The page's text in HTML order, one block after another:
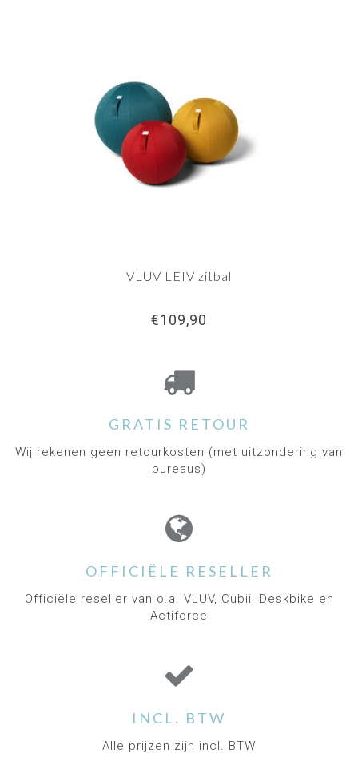
VLUV LEIV zitbal
€109,90
GRATIS RETOUR
Wij rekenen geen retourkosten (met uitzondering van
bureaus)
OFFICIËLE RESELLER
Officiële reseller van o.a. VLUV, Cubii, Deskbike en
Actiforce
INCL. BTW
Alle prijzen zijn incl. BTW